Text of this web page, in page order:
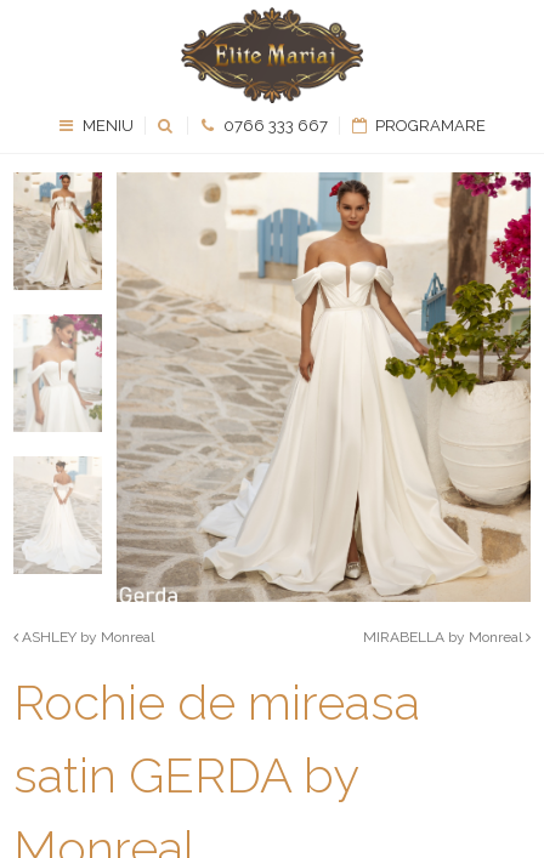
MENIU 0766 333 667 PROGRAMARE
ASHLEY by Monreal MIRABELLA by Monreal
Rochie de mireasa
satin GERDA by